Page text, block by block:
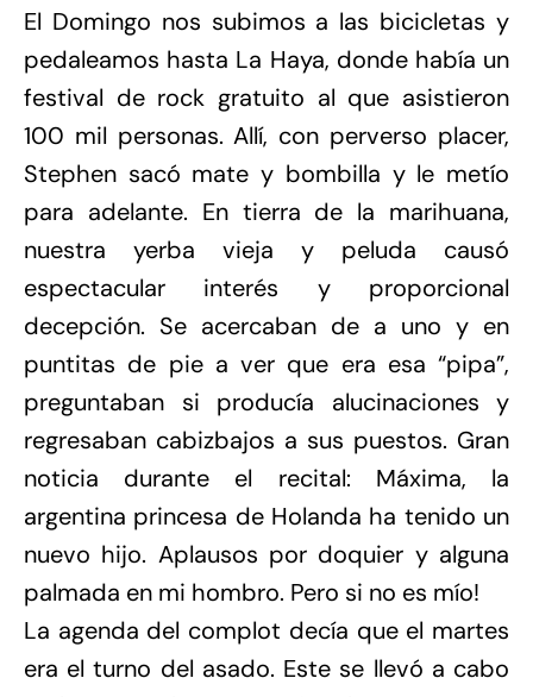
El Domingo nos subimos a las bicicletas y
pedaleamos hasta La Haya, donde había un
festival de rock gratuito al que asistieron
100 mil personas. Allí, con perverso placer,
Stephen sacó mate y bombilla y le metío
para adelante. En tierra de la marihuana,
nuestra yerba vieja y peluda causó
espectacular interés y proporcional
decepción. Se acercaban de a uno y en
puntitas de pie a ver que era esa “pipa”,
preguntaban si producía alucinaciones y
regresaban cabizbajos a sus puestos. Gran
noticia durante el recital: Máxima, la
argentina princesa de Holanda ha tenido un
nuevo hijo. Aplausos por doquier y alguna
palmada en mi hombro. Pero si no es mío!
La agenda del complot decía que el martes
era el turno del asado. Este se llevó a cabo